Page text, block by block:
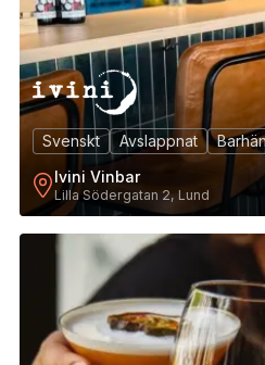
Svenskt Avslappnat
Ivini Vinbar
Lilla Södergatan 2, Lund